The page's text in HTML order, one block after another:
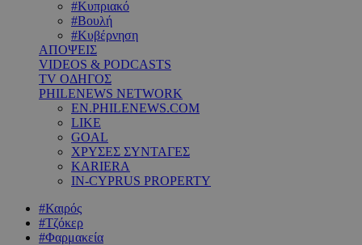
#Κυπριακό
#Βουλή
#Κυβέρνηση
ΑΠΟΨΕΙΣ
VIDEOS & PODCASTS
TV ΟΔΗΓΟΣ
PHILENEWS NETWORK
EN.PHILENEWS.COM
LIKE
GOAL
ΧΡΥΣΕΣ ΣΥΝΤΑΓΕΣ
KARIERA
IN-CYPRUS PROPERTY
#Καιρός
#Τζόκερ
#Φαρμακεία